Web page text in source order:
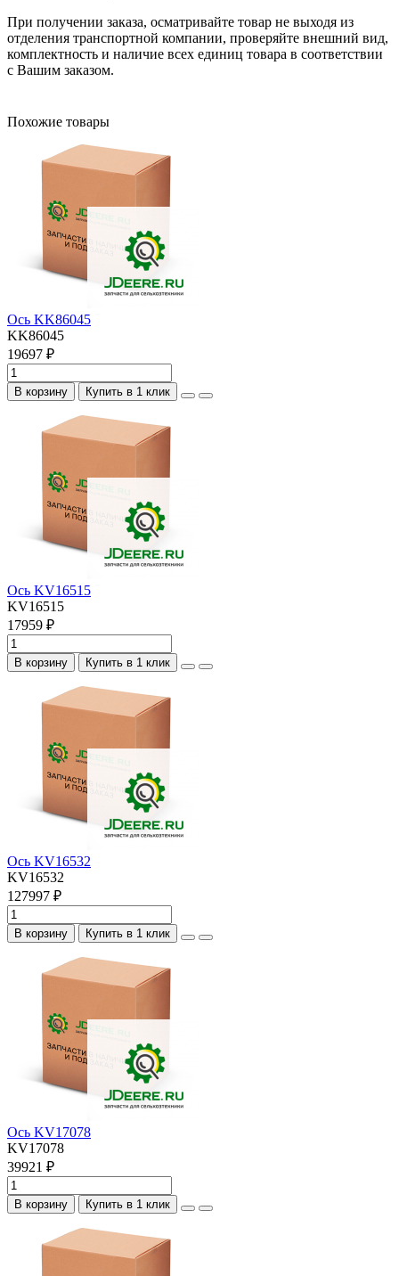
При получении заказа, осматривайте товар не выходя из
отделения транспортной компании, проверяйте внешний вид,
комплектность и наличие всех единиц товара в соответствии
с Вашим заказом.
Похожие товары
Ось KK86045
KK86045
19697 ₽
В корзину Купить в 1 клик
Ось KV16515
KV16515
17959 ₽
В корзину Купить в 1 клик
Ось KV16532
KV16532
127997 ₽
В корзину Купить в 1 клик
Ось KV17078
KV17078
39921 ₽
В корзину Купить в 1 клик